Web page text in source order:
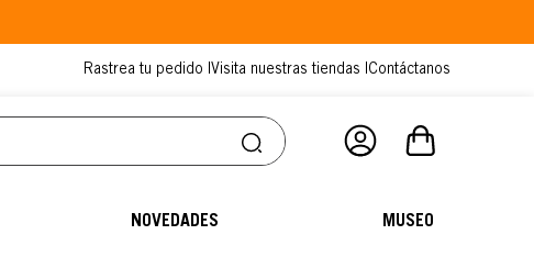
Rastrea tu pedido |Visita nuestras tiendas |Contáctanos
NOVEDADES MUSEO